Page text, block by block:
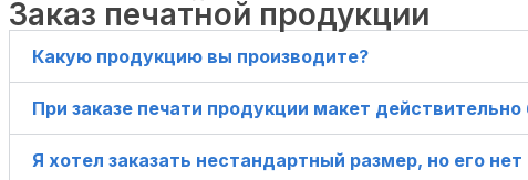
Заказ печатной продукции
Какую продукцию вы производите?
При заказе печати продукции макет
Я хотел заказать нестандартный размер, но его